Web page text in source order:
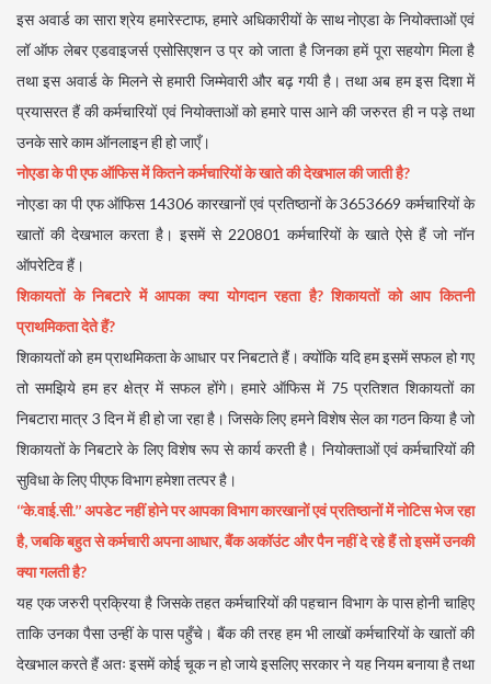
इस अवार्ड का सारा श्रेय हमारेस्टाफ, हमारे अधिकारीयों के साथ नोएडा के नियोक्ताओं एवं
लॉ ऑफ लेबर एडवाइजर्स एसोसिएशन उ प्र को जाता है जिनका हमें पूरा सहयोग मिला है
तथा इस अवार्ड के मिलने से हमारी जिम्मेवारी और बढ़ गयी है। तथा अब हम इस दिशा में
प्रयासरत हैं की कर्मचारियों एवं नियोक्ताओं को हमारे पास आने की जरुरत ही न पड़े तथा
उनके सारे काम ऑनलाइन ही हो जाएँ।
नोएडा के पी एफ ऑफिस में कितने कर्मचारियों के खाते की देखभाल की जाती है?
नोएडा का पी एफ ऑफिस 14306 कारखानों एवं प्रतिष्ठानों के 3653669 कर्मचारियों के
खातों की देखभाल करता है। इसमें से 220801 कर्मचारियों के खाते ऐसे हैं जो नॉन
ऑपरेटिव हैं।
शिकायतों के निबटारे में आपका क्या योगदान रहता है? शिकायतों को आप कितनी
प्राथमिकता देते हैं?
शिकायतों को हम प्राथमिकता के आधार पर निबटाते हैं। क्योंकि यदि हम इसमें सफल हो गए
तो समझिये हम हर क्षेत्र में सफल होंगे। हमारे ऑफिस में 75 प्रतिशत शिकायतों का
निबटारा मात्र 3 दिन में ही हो जा रहा है। जिसके लिए हमने विशेष सेल का गठन किया है जो
शिकायतों के निबटारे के लिए विशेष रूप से कार्य करती है। नियोक्ताओं एवं कर्मचारियों की
सुविधा के लिए पीएफ विभाग हमेशा तत्पर है।
‘‘के.वाई.सी.’’ अपडेट नहीं होने पर आपका विभाग कारखानों एवं प्रतिष्ठानों में नोटिस भेज रहा
है, जबकि बहुत से कर्मचारी अपना आधार, बैंक अकॉउंट और पैन नहीं दे रहे हैं तो इसमें उनकी
क्या गलती है?
यह एक जरुरी प्रक्रिया है जिसके तहत कर्मचारियों की पहचान विभाग के पास होनी चाहिए
ताकि उनका पैसा उन्हीं के पास पहुँचे। बैंक की तरह हम भी लाखों कर्मचारियों के खातों की
देखभाल करते हैं अतः इसमें कोई चूक न हो जाये इसलिए सरकार ने यह नियम बनाया है तथा